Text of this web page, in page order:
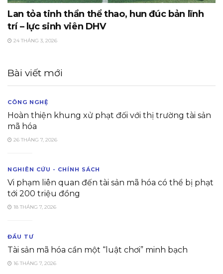
Lan tỏa tinh thần thể thao, hun đúc bản lĩnh
trí – lực sinh viên DHV
24 THÁNG 3, 2026
Bài viết mới
CÔNG NGHỆ
Hoàn thiện khung xử phạt đối với thị trường tài sản
mã hóa
26 THÁNG 7, 2026
NGHIÊN CỨU - CHÍNH SÁCH
Vi phạm liên quan đến tài sản mã hóa có thể bị phạt
tới 200 triệu đồng
18 THÁNG 7, 2026
ĐẦU TƯ
Tài sản mã hóa cần một “luật chơi” minh bạch
16 THÁNG 7, 2026